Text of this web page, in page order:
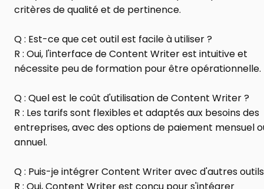
critères de qualité et de pertinence.
Q : Est-ce que cet outil est facile à utiliser ?
R : Oui, l'interface de Content Writer est intuitive et
nécessite peu de formation pour être opérationnelle.
Q : Quel est le coût d'utilisation de Content Writer ?
R : Les tarifs sont flexibles et adaptés aux besoins des
entreprises, avec des options de paiement mensuel
annuel.
Q : Puis-je intégrer Content Writer avec d'autres
R : Oui, Content Writer est conçu pour s'intégrer